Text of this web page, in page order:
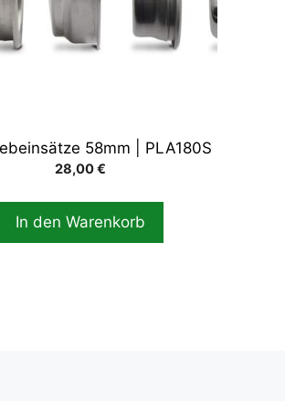
58mm | PLA180S
28,00€
In den Warenkorb